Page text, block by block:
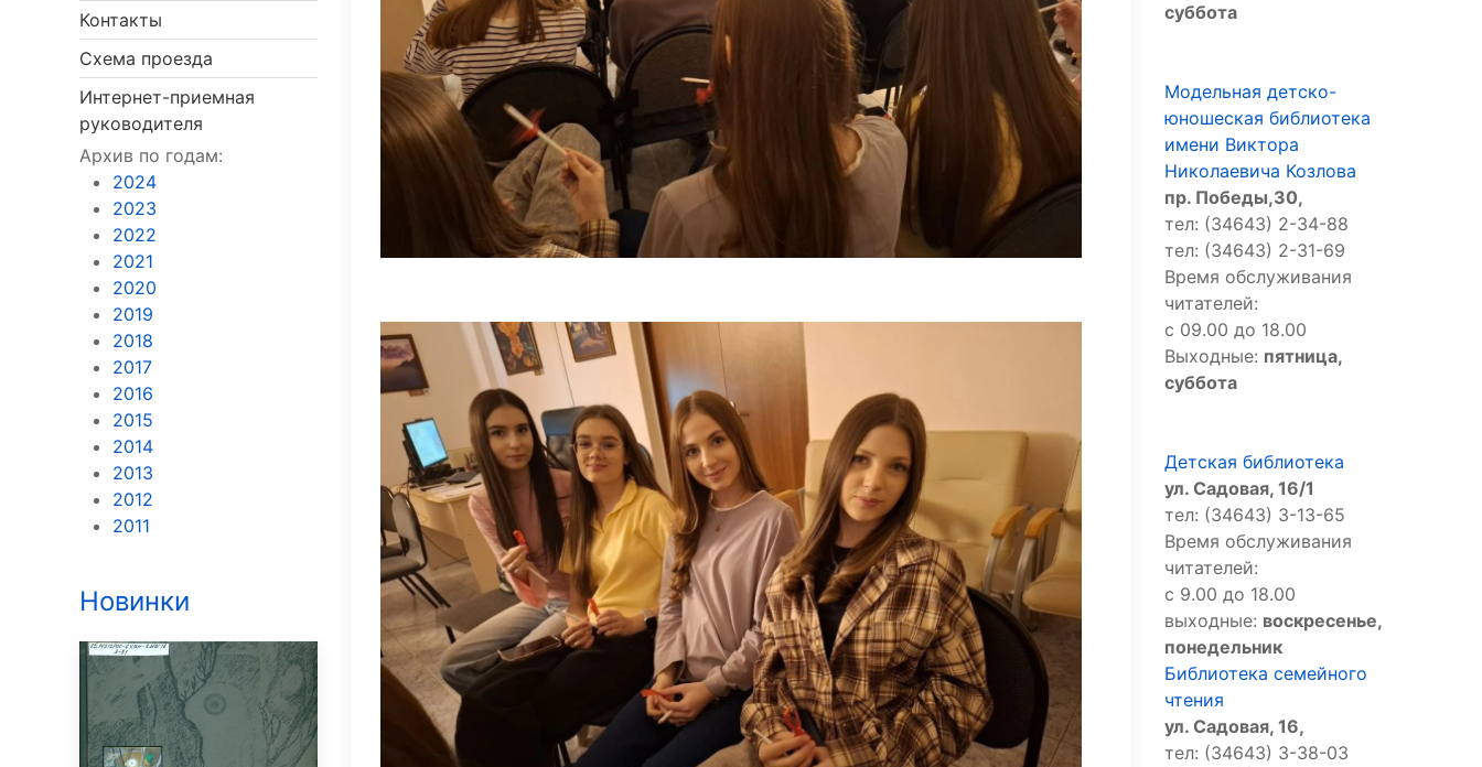
Контакты
Схема проезда
Интернет-приемная
руководителя
Архив по годам:
2024
2023
2022
2021
2020
2019
2018
2017
2016
2015
2014
2013
2012
2011
Новинки
суббота
Модельная детско-
юношеская библиотека
имени Виктора
Николаевича Козлова
пр. Победы,30,
тел: (34643) 2-34-88
тел: (34643) 2-31-69
Время обслуживания
читателей:
с 09.00 до 18.00
Выходные: пятница,
суббота
Детская библиотека
ул. Садовая, 16/1
тел: (34643) 3-13-65
Время обслуживания
читателей:
с 9.00 до 18.00
выходные: воскресенье,
понедельник
Библиотека семейного
чтения
ул. Садовая, 16,
тел: (34643) 3-38-03